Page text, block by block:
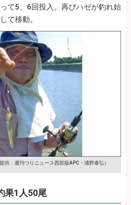
て5、6回投入。再びハゼが釣れ始
て移動。
提供：週刊つりニュース西部版APC・浦野泰弘）
果1人50尾